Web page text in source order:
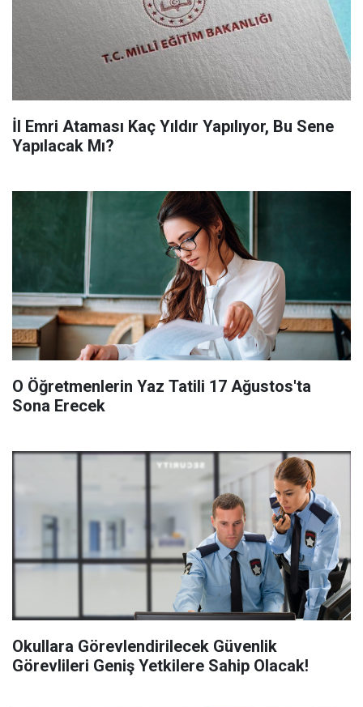
İl Emri Ataması Kaç Yıldır Yapılıyor, Bu Sene
Yapılacak Mı?
O Öğretmenlerin Yaz Tatili 17 Ağustos'ta
Sona Erecek
Okullara Görevlendirilecek Güvenlik
Görevlileri Geniş Yetkilere Sahip Olacak!